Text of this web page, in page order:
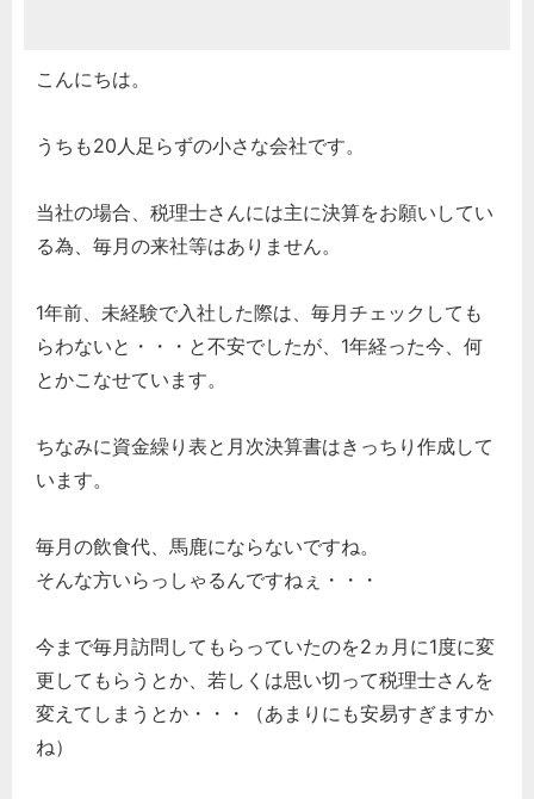
こんにちは。
うちも20人足らずの小さな会社です。
当社の場合、税理士さんには主に決算をお願いしてい
る為、毎月の来社等はありません。
1年前、未経験で入社した際は、毎月チェックしても
らわないと・・・と不安でしたが、1年経った今、何
とかこなせています。
ちなみに資金繰り表と月次決算書はきっちり作成して
います。
毎月の飲食代、馬鹿にならないですね。
そんな方いらっしゃるんですねぇ・・・
今まで毎月訪問してもらっていたのを2ヵ月に1度に変
更してもらうとか、若しくは思い切って税理士さんを
変えてしまうとか・・・（あまりにも安易すぎますか
ね）